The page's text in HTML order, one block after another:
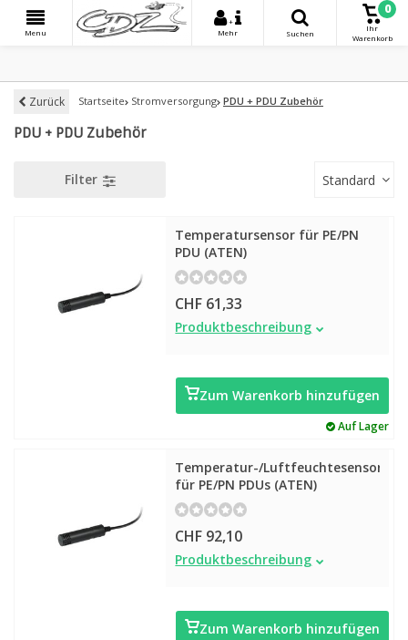
Menu
+
Mehr
Suchen
0
Ihr
Warenkorb
Zurück Startseite Stromversorgung PDU + PDU Zubehör
PDU + PDU Zubehör
Filter Standard
Temperatursensor für PE/PN
PDU (ATEN)
CHF 61,33
Temperatursensor für PE/PN PDU
Produktbeschreibung
Zum Warenkorb hinzufügen
Auf Lager
Temperatur-/Luftfeuchtesensor
für PE/PN PDUs (ATEN)
CHF 92,10
Temperatur-/Luftfeuchtesensor
Produktbeschreibung
Zum Warenkorb hinzufügen